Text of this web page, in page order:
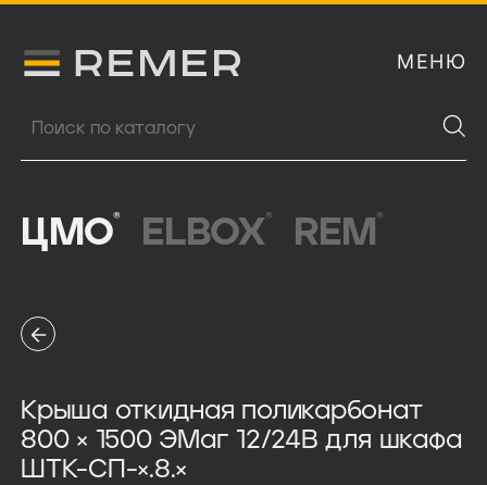
Логитип компании Remer МЕНЮ
Поиск продукции
ЦМО® ELBOX® REM ®
Крыша откидная поликарбонат
800 × 1500 ЭМаг 12/24В для шкафа
ШТК-СП-×.8.×